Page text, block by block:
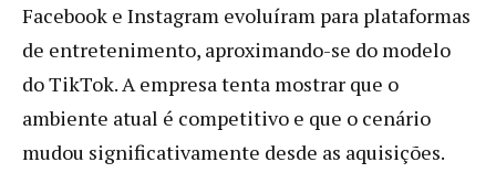
Facebook e Instagram evoluíram para plataformas
de entretenimento, aproximando-se do modelo
do TikTok. A empresa tenta mostrar que o
ambiente atual é competitivo e que o cenário
mudou significativamente desde as aquisições.